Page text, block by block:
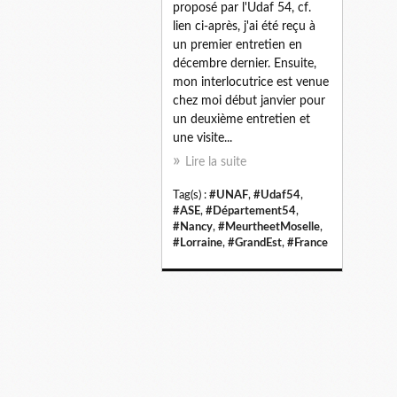
proposé par l'Udaf 54, cf.
lien ci-après, j'ai été reçu à
un premier entretien en
décembre dernier. Ensuite,
mon interlocutrice est venue
chez moi début janvier pour
un deuxième entretien et
une visite...
Lire la suite
Tag(s) : #UNAF, #Udaf54,
#ASE, #Département54,
#Nancy, #MeurtheetMoselle,
#Lorraine, #GrandEst, #France